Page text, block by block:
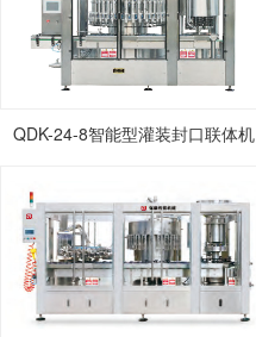
QDK-24-8智能型灌装封口联体机